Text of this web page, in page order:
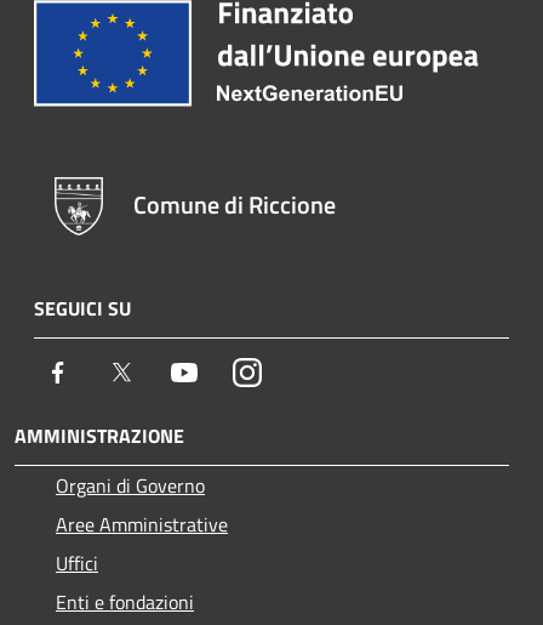
Comune di Riccione
SEGUICI SU
Facebook Twitter YoutubeInstagram
AMMINISTRAZIONE
Organi di Governo
Aree Amministrative
Uffici
Enti e fondazioni